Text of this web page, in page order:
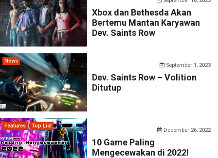
Xbox dan Bethesda Akan
Bertemu Mantan Karyawan
Dev. Saints Row
News
September 1, 2023
Dev. Saints Row – Volition
Ditutup
Features Top List
December 26, 2022
10 Game Paling
Mengecewakan di 2022!